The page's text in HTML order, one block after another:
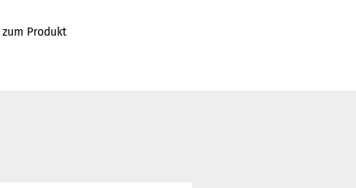
zum Produkt